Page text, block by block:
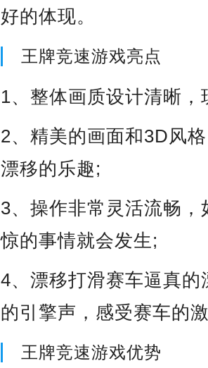
好的体现。
王牌竞速游戏亮点
1、整体画质设计清晰
2、精美的画面和3D风
漂移的乐趣;
3、操作非常灵活流畅
惊的事情就会发生;
4、漂移打滑赛车逼真
的引擎声，感受赛车的激
王牌竞速游戏优势